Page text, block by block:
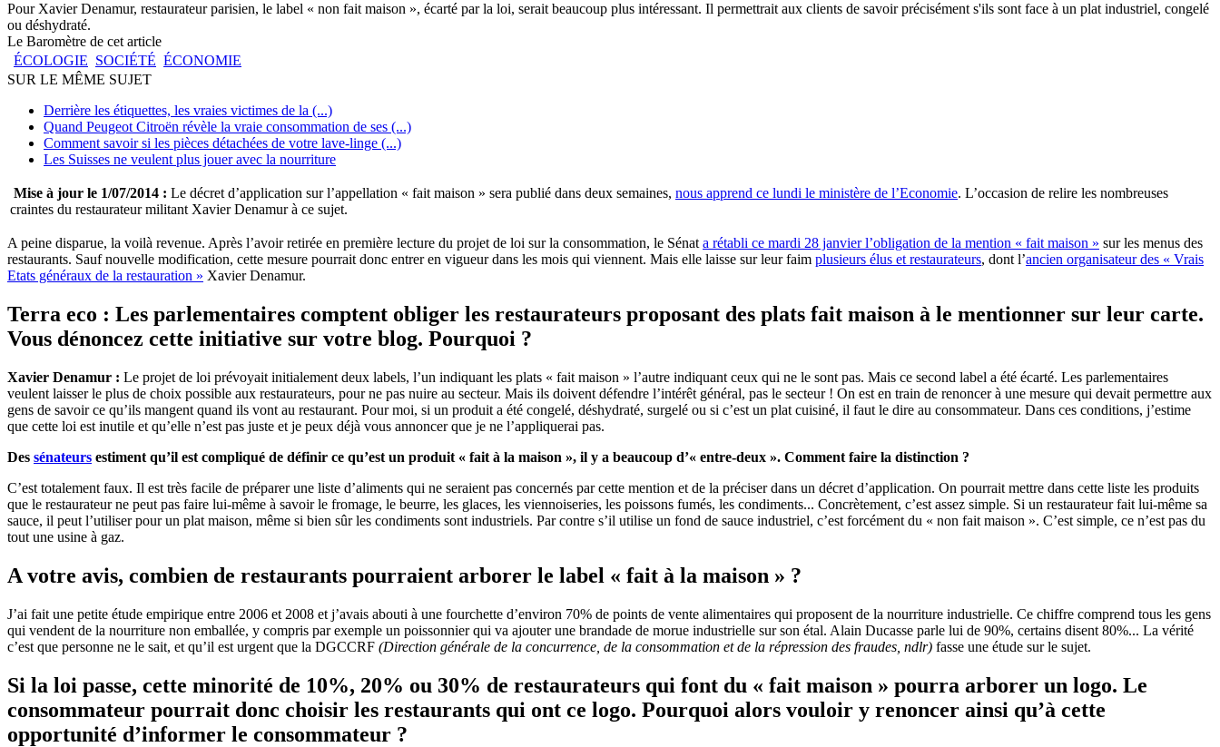
Pour Xavier Denamur, restaurateur parisien, le label « non fait maison », écarté par la loi, serait beaucoup plus intéressant. Il permettrait aux clients de savoir précisément s'ils sont face à un plat industriel, congelé
ou déshydraté.
Le Baromètre de cet article
ÉCOLOGIE SOCIÉTÉ ÉCONOMIE
SUR LE MÊME SUJET
Derrière les étiquettes, les vraies victimes de la (...)
Quand Peugeot Citroën révèle la vraie consommation de ses (...)
Comment savoir si les pièces détachées de votre lave-linge (...)
Les Suisses ne veulent plus jouer avec la nourriture
Mise à jour le 1/07/2014 : Le décret d’application sur l’appellation « fait maison » sera publié dans deux semaines, nous apprend ce lundi le ministère de l’Economie. L’occasion de relire les nombreuses
craintes du restaurateur militant Xavier Denamur à ce sujet.
A peine disparue, la voilà revenue. Après l’avoir retirée en première lecture du projet de loi sur la consommation, le Sénat a rétabli ce mardi 28 janvier l’obligation de la mention « fait maison » sur les menus des
restaurants. Sauf nouvelle modification, cette mesure pourrait donc entrer en vigueur dans les mois qui viennent. Mais elle laisse sur leur faim plusieurs élus et restaurateurs, dont l’ancien organisateur des « Vrais
Etats généraux de la restauration » Xavier Denamur.
Terra eco : Les parlementaires comptent obliger les restaurateurs proposant des plats fait maison à le mentionner sur leur carte.
Vous dénoncez cette initiative sur votre blog. Pourquoi ?
Xavier Denamur : Le projet de loi prévoyait initialement deux labels, l’un indiquant les plats « fait maison » l’autre indiquant ceux qui ne le sont pas. Mais ce second label a été écarté. Les parlementaires
veulent laisser le plus de choix possible aux restaurateurs, pour ne pas nuire au secteur. Mais ils doivent défendre l’intérêt général, pas le secteur ! On est en train de renoncer à une mesure qui devait permettre aux
gens de savoir ce qu’ils mangent quand ils vont au restaurant. Pour moi, si un produit a été congelé, déshydraté, surgelé ou si c’est un plat cuisiné, il faut le dire au consommateur. Dans ces conditions, j’estime
que cette loi est inutile et qu’elle n’est pas juste et je peux déjà vous annoncer que je ne l’appliquerai pas.
Des sénateurs estiment qu’il est compliqué de définir ce qu’est un produit « fait à la maison », il y a beaucoup d’« entre-deux ». Comment faire la distinction ?
C’est totalement faux. Il est très facile de préparer une liste d’aliments qui ne seraient pas concernés par cette mention et de la préciser dans un décret d’application. On pourrait mettre dans cette liste les produits
que le restaurateur ne peut pas faire lui-même à savoir le fromage, le beurre, les glaces, les viennoiseries, les poissons fumés, les condiments... Concrètement, c’est assez simple. Si un restaurateur fait lui-même sa
sauce, il peut l’utiliser pour un plat maison, même si bien sûr les condiments sont industriels. Par contre s’il utilise un fond de sauce industriel, c’est forcément du « non fait maison ». C’est simple, ce n’est pas du
tout une usine à gaz.
A votre avis, combien de restaurants pourraient arborer le label « fait à la maison » ?
J’ai fait une petite étude empirique entre 2006 et 2008 et j’avais abouti à une fourchette d’environ 70% de points de vente alimentaires qui proposent de la nourriture industrielle. Ce chiffre comprend tous les gens
qui vendent de la nourriture non emballée, y compris par exemple un poissonnier qui va ajouter une brandade de morue industrielle sur son étal. Alain Ducasse parle lui de 90%, certains disent 80%... La vérité
c’est que personne ne le sait, et qu’il est urgent que la DGCCRF (Direction générale de la concurrence, de la consommation et de la répression des fraudes, ndlr) fasse une étude sur le sujet.
Si la loi passe, cette minorité de 10%, 20% ou 30% de restaurateurs qui font du « fait maison » pourra arborer un logo. Le
consommateur pourrait donc choisir les restaurants qui ont ce logo. Pourquoi alors vouloir y renoncer ainsi qu’à cette
opportunité d’informer le consommateur ?